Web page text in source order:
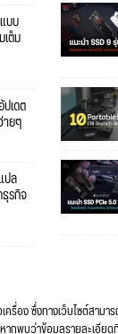
บบ
ต็ม
เดต
ยๆ
ปล
รกิจ
อง ซึ่งทางเว็บไซต์สาม